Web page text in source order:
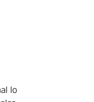
lo